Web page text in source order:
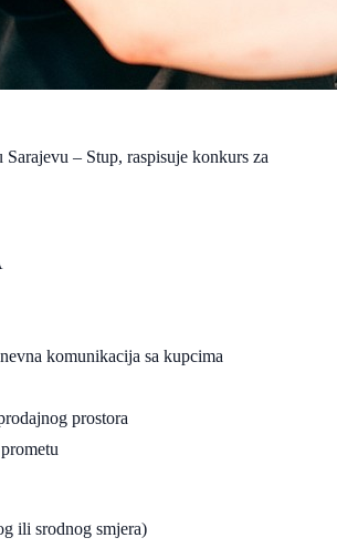
Sarajevu – Stup, raspisuje konkurs za
komunikacija sa kupcima
prostora
ili srodnog smjera)